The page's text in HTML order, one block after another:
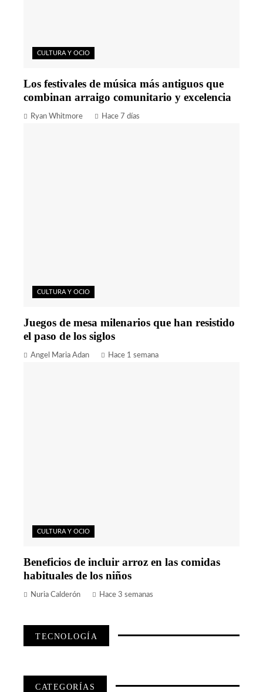
CULTURA Y OCIO
Los festivales de música más antiguos que
combinan arraigo comunitario y excelencia
Ryan Whitmore Hace 7 días
CULTURA Y OCIO
Juegos de mesa milenarios que han resistido
el paso de los siglos
Angel Maria Adan Hace 1 semana
CULTURA Y OCIO
Beneficios de incluir arroz en las comidas
habituales de los niños
Nuria Calderón Hace 3 semanas
TECNOLOGÍA
CATEGORÍAS